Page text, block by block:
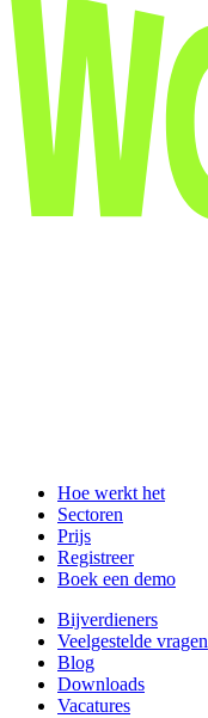
Hoe werkt het
Sectoren
Prijs
Registreer
Boek een demo
Bijverdieners
Veelgestelde vragen
Blog
Downloads
Vacatures